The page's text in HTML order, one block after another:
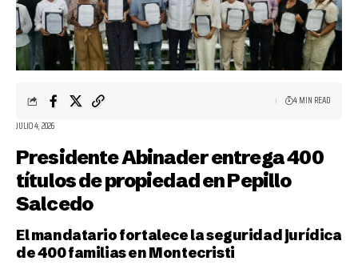
JULIO 4, 2026
4 MIN READ
Presidente Abinader entrega 400
títulos de propiedad en Pepillo
Salcedo
El mandatario fortalece la seguridad jurídica
de 400 familias en Montecristi